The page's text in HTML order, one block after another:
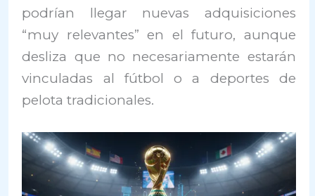
podrían llegar nuevas adquisiciones
“muy relevantes” en el futuro, aunque
desliza que no necesariamente estarán
vinculadas al fútbol o a deportes de
pelota tradicionales.